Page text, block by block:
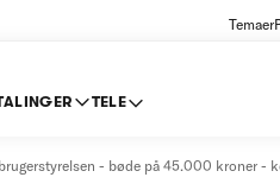
Temaer
TELE
- bøde på 45.000 kroner -